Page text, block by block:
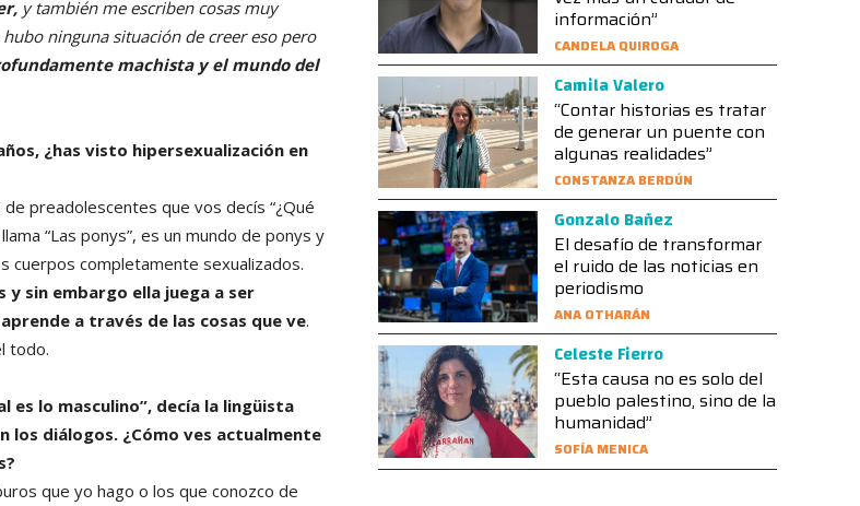
y también me escriben cosas muy
ninguna situación de creer eso pero
machista y el mundo del
¿has visto hipersexualización en
preadolescentes que vos decís “¿Qué
“Las ponys”, es un mundo de ponys y
cuerpos completamente sexualizados.
sin embargo ella juega a ser
a través de las cosas que ve.
todo.
es lo masculino”, decía la lingüista
los diálogos. ¿Cómo ves actualmente
que yo hago o los que conozco de
información”
CANDELA QUIROGA
Camila Valero
“Contar historias es tratar
de generar un puente con
algunas realidades”
CONSTANZA BERDÚN
Gonzalo Bañez
El desafío de transformar
el ruido de las noticias en
periodismo
ANA OTHARÁN
Celeste Fierro
“Esta causa no es solo del
pueblo palestino, sino de la
humanidad”
SOFÍA MENICA